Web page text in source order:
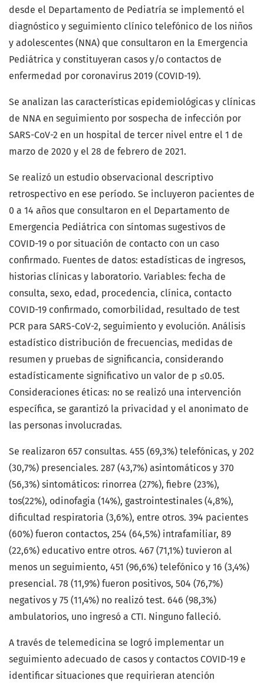
desde el Departamento de Pediatría se implementó el
diagnóstico y seguimiento clínico telefónico de los niños
y adolescentes (NNA) que consultaron en la Emergencia
Pediátrica y constituyeran casos y/o contactos de
enfermedad por coronavirus 2019 (COVID-19).
Se analizan las características epidemiológicas y clínicas
de NNA en seguimiento por sospecha de infección por
SARS-CoV-2 en un hospital de tercer nivel entre el 1 de
marzo de 2020 y el 28 de febrero de 2021.
Se realizó un estudio observacional descriptivo
retrospectivo en ese período. Se incluyeron pacientes de
0 a 14 años que consultaron en el Departamento de
Emergencia Pediátrica con síntomas sugestivos de
COVID-19 o por situación de contacto con un caso
confirmado. Fuentes de datos: estadísticas de ingresos,
historias clínicas y laboratorio. Variables: fecha de
consulta, sexo, edad, procedencia, clínica, contacto
COVID-19 confirmado, comorbilidad, resultado de test
PCR para SARS-CoV-2, seguimiento y evolución. Análisis
estadístico distribución de frecuencias, medidas de
resumen y pruebas de significancia, considerando
estadísticamente significativo un valor de p ≤0.05.
Consideraciones éticas: no se realizó una intervención
específica, se garantizó la privacidad y el anonimato de
las personas involucradas.
Se realizaron 657 consultas. 455 (69,3%) telefónicas, y 202
(30,7%) presenciales. 287 (43,7%) asintomáticos y 370
(56,3%) sintomáticos: rinorrea (27%), fiebre (23%),
tos(22%), odinofagia (14%), gastrointestinales (4,8%),
dificultad respiratoria (3,6%), entre otros. 394 pacientes
(60%) fueron contactos, 254 (64,5%) intrafamiliar, 89
(22,6%) educativo entre otros. 467 (71,1%) tuvieron al
menos un seguimiento, 451 (96,6%) telefónico y 16 (3,4%)
presencial. 78 (11,9%) fueron positivos, 504 (76,7%)
negativos y 75 (11,4%) no realizó test. 646 (98,3%)
ambulatorios, uno ingresó a CTI. Ninguno falleció.
A través de telemedicina se logró implementar un
seguimiento adecuado de casos y contactos COVID-19 e
identificar situaciones que requirieran atención